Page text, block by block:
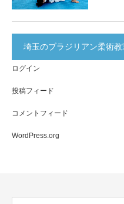
埼玉のブラジリアン柔術
体験実施中！
ログイン
投稿フィード
コメントフィード
WordPress.org